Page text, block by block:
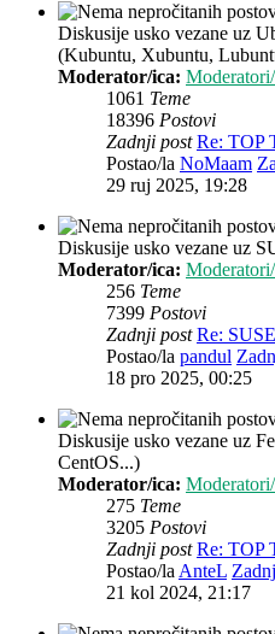
Diskusije usko vezane uz
(Kubuntu, Xubuntu,
Moderator/ica:
1061 Teme
18396 Postovi
Zadnji post Re: TOP
Postao/la NoMaam
29 ruj 2025, 19:28
Diskusije usko vezane uz
Moderator/ica:
256 Teme
7399 Postovi
Zadnji post Re:
Postao/la pandul
18 pro 2025, 00:25
Diskusije usko vezane uz
CentOS...)
Moderator/ica:
275 Teme
3205 Postovi
Zadnji post Re: TOP
Postao/la AnteL
21 kol 2024, 21:17